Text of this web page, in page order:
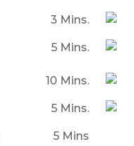
3 Mins.
5 Mins.
10 Mins.
5 Mins.
5 Mins